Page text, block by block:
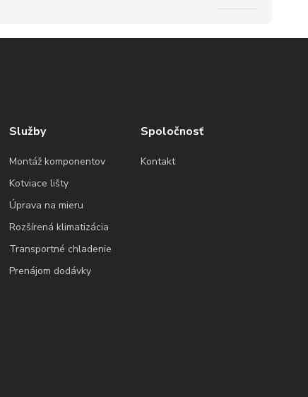
Služby
Montáž komponentov
Kotviace lišty
Úprava na mieru
Rozšírená klimatizácia
Transportné chladenie
Prenájom dodávky
Spoločnosť
Kontakt